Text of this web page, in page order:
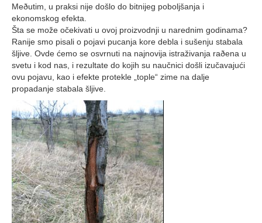
Meðutim, u praksi nije došlo do bitnijeg poboljšanja i
ekonomskog efekta.
Šta se može očekivati u ovoj proizvodnji u narednim godinama?
Ranije smo pisali o pojavi pucanja kore debla i sušenju stabala
šljive. Ovde ćemo se osvrnuti na najnovija istraživanja raðena u
svetu i kod nas, i rezultate do kojih su naučnici došli izučavajući
ovu pojavu, kao i efekte protekle „tople“ zime na dalje
propadanje stabala šljive.